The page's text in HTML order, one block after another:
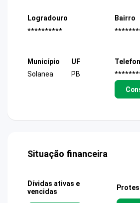
Logradouro
**********
Bairro
Município
Solanea
UF
PB
Situação financeira
Dívidas ativas e
vencidas